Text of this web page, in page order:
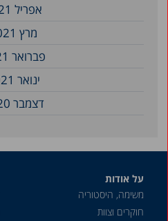
אפריל 2021
מרץ 2021
פברואר 2021
ינואר 2021
דצמבר 2020
על אודות
משימה, היסטוריה
חוקרים וצוות